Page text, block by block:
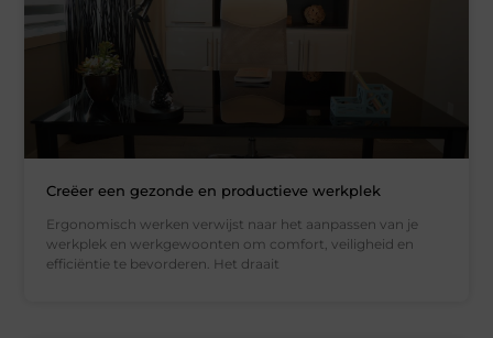
Creëer een gezonde en productieve werkplek
Ergonomisch werken verwijst naar het aanpassen van je
werkplek en werkgewoonten om comfort, veiligheid en
efficiëntie te bevorderen. Het draait